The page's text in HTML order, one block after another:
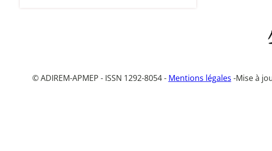
© ADIREM-APMEP - ISSN 1292-8054 - Mentions légales -Mise à